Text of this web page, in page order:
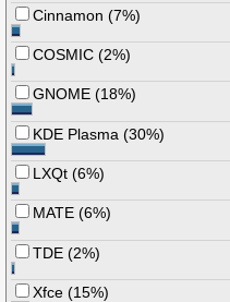
Cinnamon (7%)
COSMIC (2%)
GNOME (18%)
KDE Plasma (30%)
LXQt (6%)
MATE (6%)
TDE (2%)
Xfce (15%)